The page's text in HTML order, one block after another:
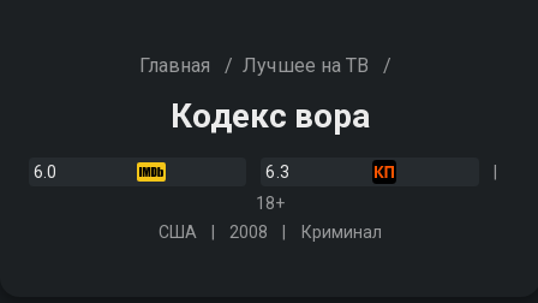
Главная / Лучшее на ТВ /
Кодекс вора
6.0
6.3
18+
США
2008 Криминал